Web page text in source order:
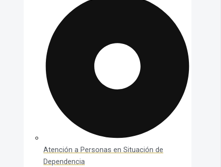
Atención a Personas en Situación de
Dependencia